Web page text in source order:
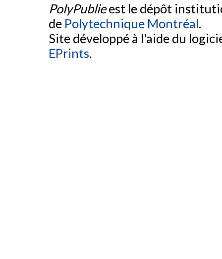
PolyPublieest le dépôt
de Polytechnique Montréal.
Site développé à l'aide du
EPrints.